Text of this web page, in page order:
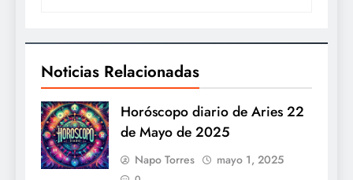
Noticias Relacionadas
Horóscopo diario de Aries 22
de Mayo de 2025
Napo Torres mayo 1, 2025